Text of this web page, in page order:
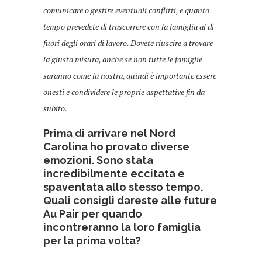
comunicare o gestire eventuali conflitti, e quanto
tempo prevedete di trascorrere con la famiglia al di
fuori degli orari di lavoro. Dovete riuscire a trovare
la giusta misura, anche se non tutte le famiglie
saranno come la nostra, quindi è importante essere
onesti e condividere le proprie aspettative fin da
subito.
Prima di arrivare nel Nord
Carolina ho provato diverse
emozioni. Sono stata
incredibilmente eccitata e
spaventata allo stesso tempo.
Quali consigli dareste alle future
Au Pair per quando
incontreranno la loro famiglia
per la prima volta?